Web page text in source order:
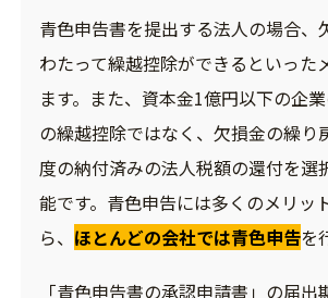
青色申告書を提出する法人の場合、
わたって繰越控除ができるといった
ます。また、資本金1億円以下の企
の繰越控除ではなく、欠損金の繰り
度の納付済みの法人税額の還付を選
能です。青色申告には多くのメリッ
ら、 ほとんどの会社では青色申告を
「青色申告書の承認申請書」の届